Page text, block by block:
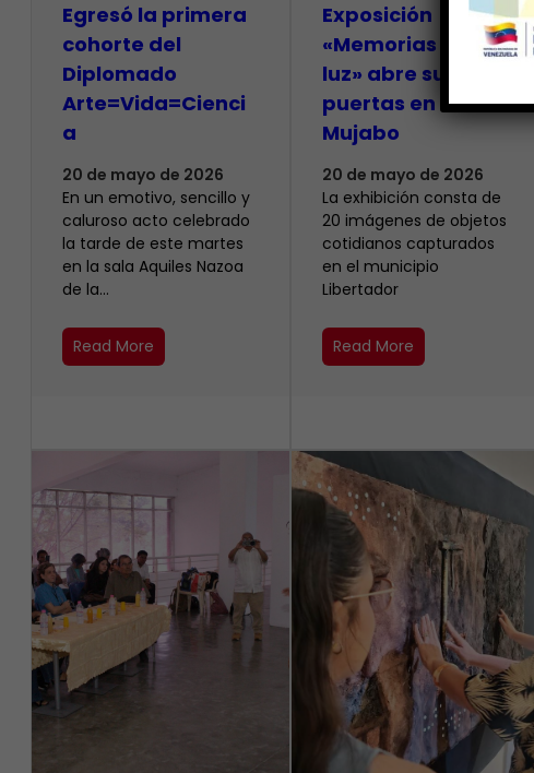
Egresó la primera
cohorte del
Diplomado
Arte=Vida=Cienci
a
20 de mayo de 2026
En un emotivo, sencillo y
caluroso acto celebrado
la tarde de este martes
en la sala Aquiles Nazoa
de la…
Read More
Exposición
«Memorias de la
luz» abre sus
puertas en el
Mujabo
20 de mayo de 2026
La exhibición consta de
20 imágenes de objetos
cotidianos capturados
en el municipio
Libertador
Read More